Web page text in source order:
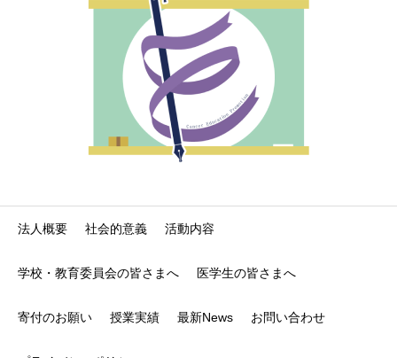
法人概要 社会的意義 活動内容
学校・教育委員会の皆さまへ 医学生の皆さまへ
寄付のお願い 授業実績 最新News お問い合わせ